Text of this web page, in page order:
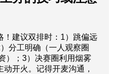
！建议双排时：1）跳偏远
分工明确（一人观察圈
）；3）决赛圈利用烟雾
开火。记得开麦沟通，